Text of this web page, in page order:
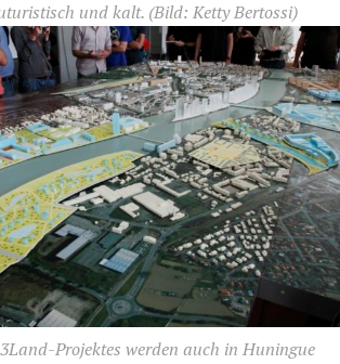
und kalt. (Bild: Ketty Bertossi)
Projektes werden auch in Huningue